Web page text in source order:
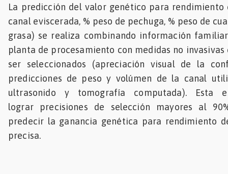
La predicción del valor genético para rendimiento
canal eviscerada, % peso de pechuga, % peso de
grasa) se realiza combinando información
planta de procesamiento con medidas no invasivas
ser seleccionados (apreciación visual de la
predicciones de peso y volúmen de la canal
ultrasonido y tomografía computada). Esta
lograr precisiones de selección mayores al
predecir la ganancia genética para rendimiento
precisa.